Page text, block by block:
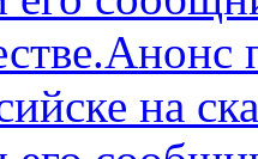
на